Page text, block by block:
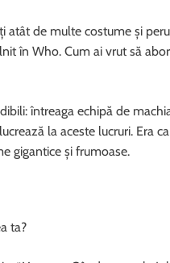
de multe costume și
în Who. Cum ai vrut să
întreaga echipă de
la aceste lucruri. Era
gigantice și frumoase.
ta?